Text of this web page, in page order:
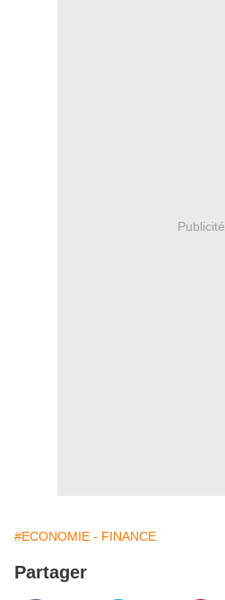
Publicité
#ECONOMIE - FINANCE
Partager